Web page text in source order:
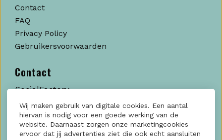
Contact
FAQ
Privacy Policy
Gebruikersvoorwaarden
Contact
SocialFactory
Kratonkade, 712
3024 EX Rotterdam
KvK: 60006188
Wij maken gebruik van digitale cookies. Een aantal
hiervan is nodig voor een goede werking van de
website. Daarnaast zorgen onze marketingcookies
ervoor dat jij advertenties ziet die ook echt aansluiten